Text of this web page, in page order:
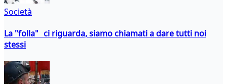
Società
La "folla" ci riguarda, siamo chiamati a dare tutti noi
stessi